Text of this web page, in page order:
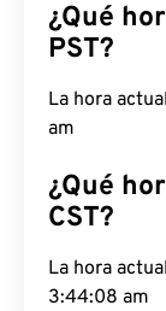
¿Qué
PST?
La hora
am
¿Qué
CST?
La hora
3:44:08 am